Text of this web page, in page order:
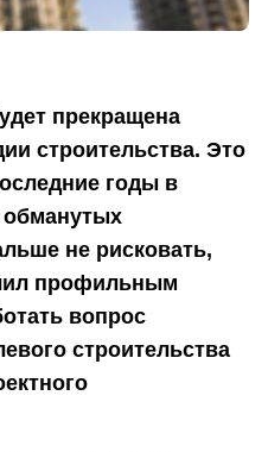
прекращена
строительства. Это
годы в
не рисковать,
профильным
вопрос
строительства